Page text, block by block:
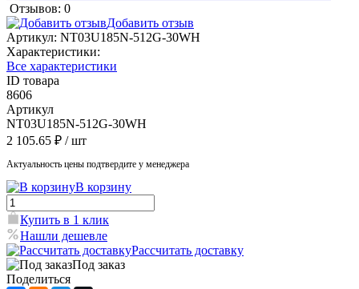
Отзывов: 0
Добавить отзыв
Артикул: NT03U185N-512G-30WH
Характеристики:
Все характеристики
ID товара
8606
Артикул
NT03U185N-512G-30WH
2 105.65 ₽ / шт
Актуальность цены подтвердите у менеджера
В корзину
Купить в 1 клик
Нашли дешевле
Рассчитать доставку
Под заказ
Поделиться